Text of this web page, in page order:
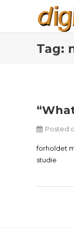
Tag:
Posted
forholdet
studie